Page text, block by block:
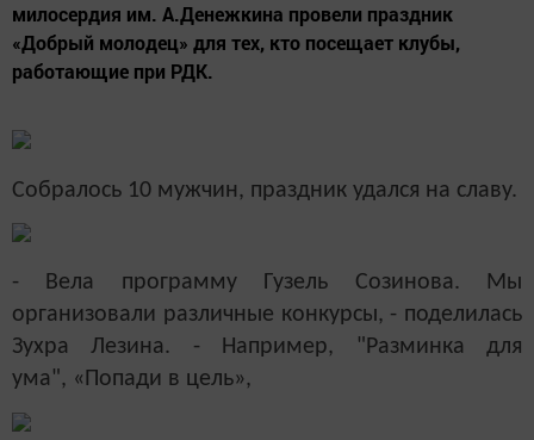
милосердия им. А.Денежкина провели праздник
«Добрый молодец» для тех, кто посещает клубы,
работающие при РДК.
Собралось 10 мужчин, праздник удался на славу.
- Вела программу Гузель Созинова. Мы
организовали различные конкурсы, - поделилась
Зухра Лезина. - Например, "Разминка для
ума", «Попади в цель»,